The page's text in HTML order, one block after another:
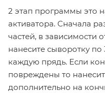
2 этап программы это
активатора. Сначала
частей, в зависимости
нанесите сыворотку
каждую прядь. Если
повреждены то
дополнительно на